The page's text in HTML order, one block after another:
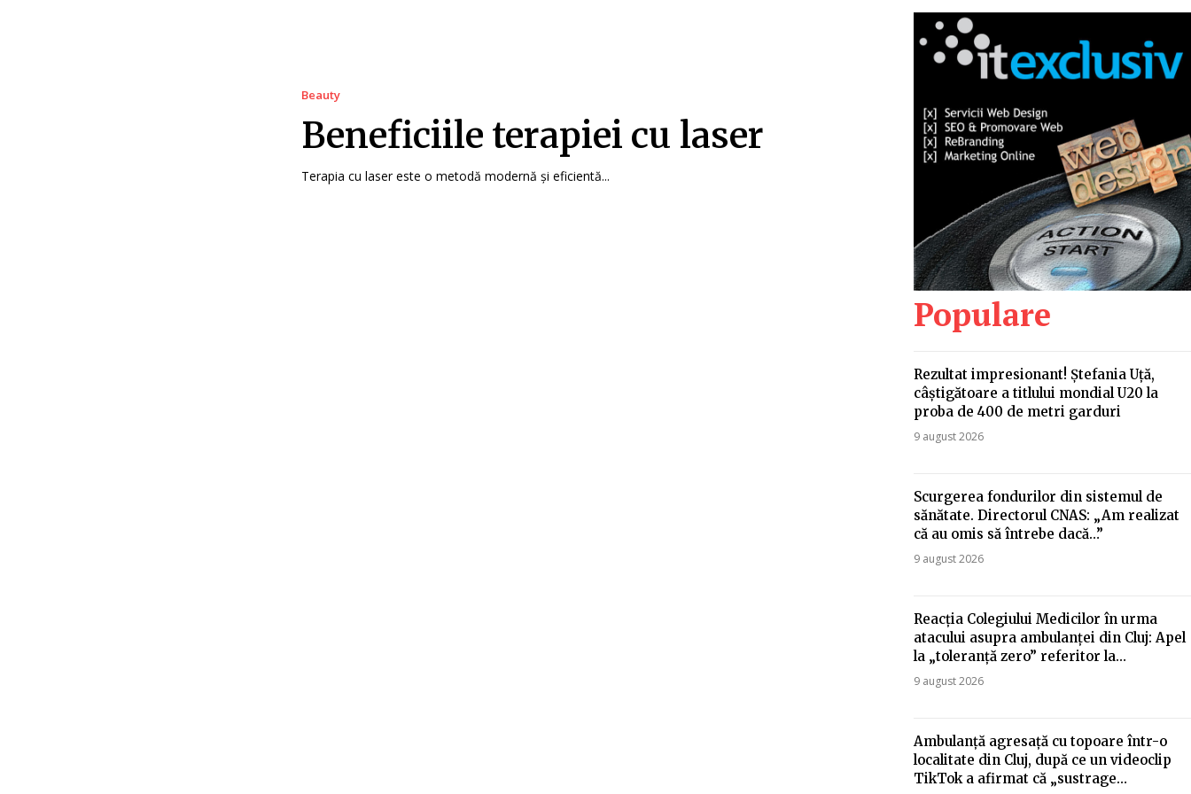
Beauty
Beneficiile terapiei cu laser
Terapia cu laser este o metodă modernă și eficientă...
Populare
Rezultat impresionant! Ștefania Uță,
câștigătoare a titlului mondial U20 la
proba de 400 de metri garduri
9 august 2026
Scurgerea fondurilor din sistemul de
sănătate. Directorul CNAS: „Am realizat
că au omis să întrebe dacă…”
9 august 2026
Reacția Colegiului Medicilor în urma
atacului asupra ambulanței din Cluj: Apel
la „toleranță zero” referitor la…
9 august 2026
Ambulanță agresață cu topoare într-o
localitate din Cluj, după ce un videoclip
TikTok a afirmat că „sustrage…